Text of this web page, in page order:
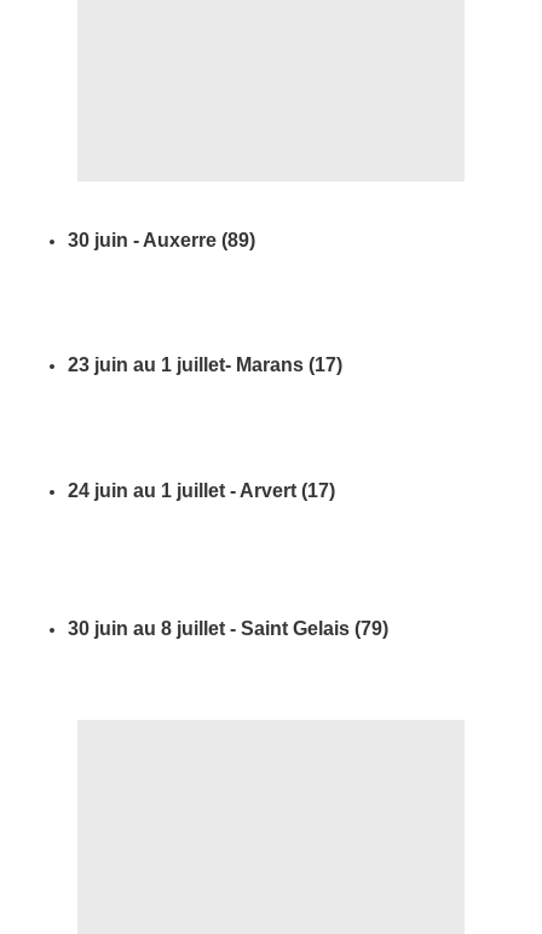
30 juin - Auxerre (89)
23 juin au 1 juillet- Marans (17)
24 juin au 1 juillet - Arvert (17)
30 juin au 8 juillet - Saint Gelais (79)